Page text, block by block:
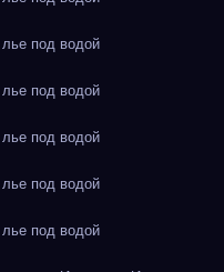
под водой
под водой
под водой
под водой
под водой